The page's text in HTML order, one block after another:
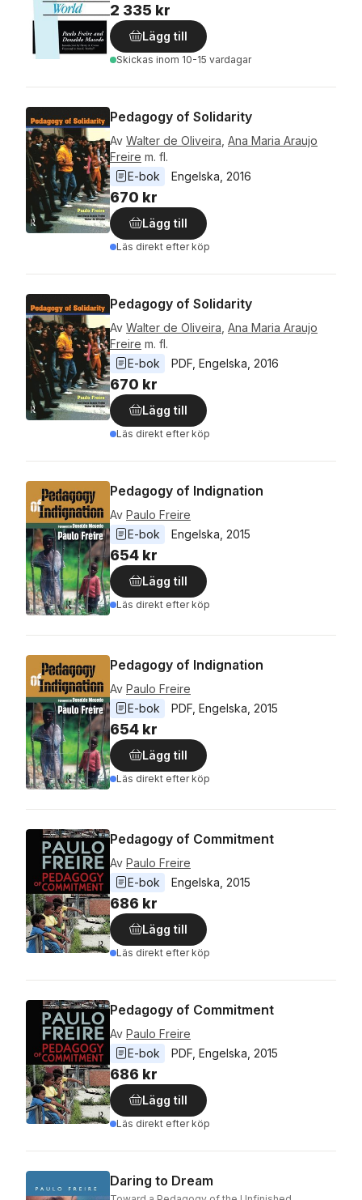
2 335 kr
Lägg till
Skickas inom 10-15 vardagar
Pedagogy of Solidarity
Av Walter de Oliveira Ana Maria Araujo
Freire m. fl.
E-bok
Engelska 2016
670 kr
Lägg till
Läs direkt efter köp
Pedagogy of Solidarity
Av Walter de Oliveira Ana Maria Araujo
Freire m. fl.
E-bok
PDF Engelska 2016
670 kr
Lägg till
Läs direkt efter köp
Pedagogy of Indignation
Av Paulo Freire
E-bok
Engelska 2015
654 kr
Lägg till
Läs direkt efter köp
Pedagogy of Indignation
Av Paulo Freire
E-bok
PDF Engelska 2015
654 kr
Lägg till
Läs direkt efter köp
Pedagogy of Commitment
Av Paulo Freire
E-bok
Engelska 2015
686 kr
Lägg till
Läs direkt efter köp
Pedagogy of Commitment
Av Paulo Freire
E-bok
PDF Engelska 2015
686 kr
Lägg till
Läs direkt efter köp
Daring to Dream